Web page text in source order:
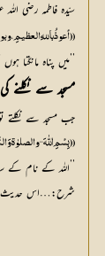
سیّدہ فاطمہ رضی
((أعوذُ باللهِ العظيمِ،
’’میں پناہ
مسجد سے نکلنے
جب مسجد سے نکلتے
(( بِسْمِ اللّٰهَ ‘‘ والصلوٰۃ
’’اللہ کے نام کے
شرح:…اس حدیث میں